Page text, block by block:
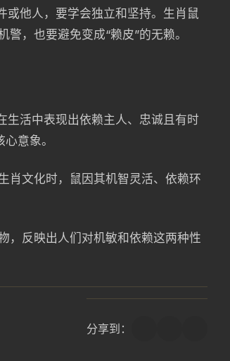
或他人，要学会独立和坚持。生肖鼠
，也要避免变成“赖皮”的无赖。
生活中表现出依赖主人、忠诚且有时
意象。
肖文化时，鼠因其机智灵活、依赖环
，反映出人们对机敏和依赖这两种性
分享到：